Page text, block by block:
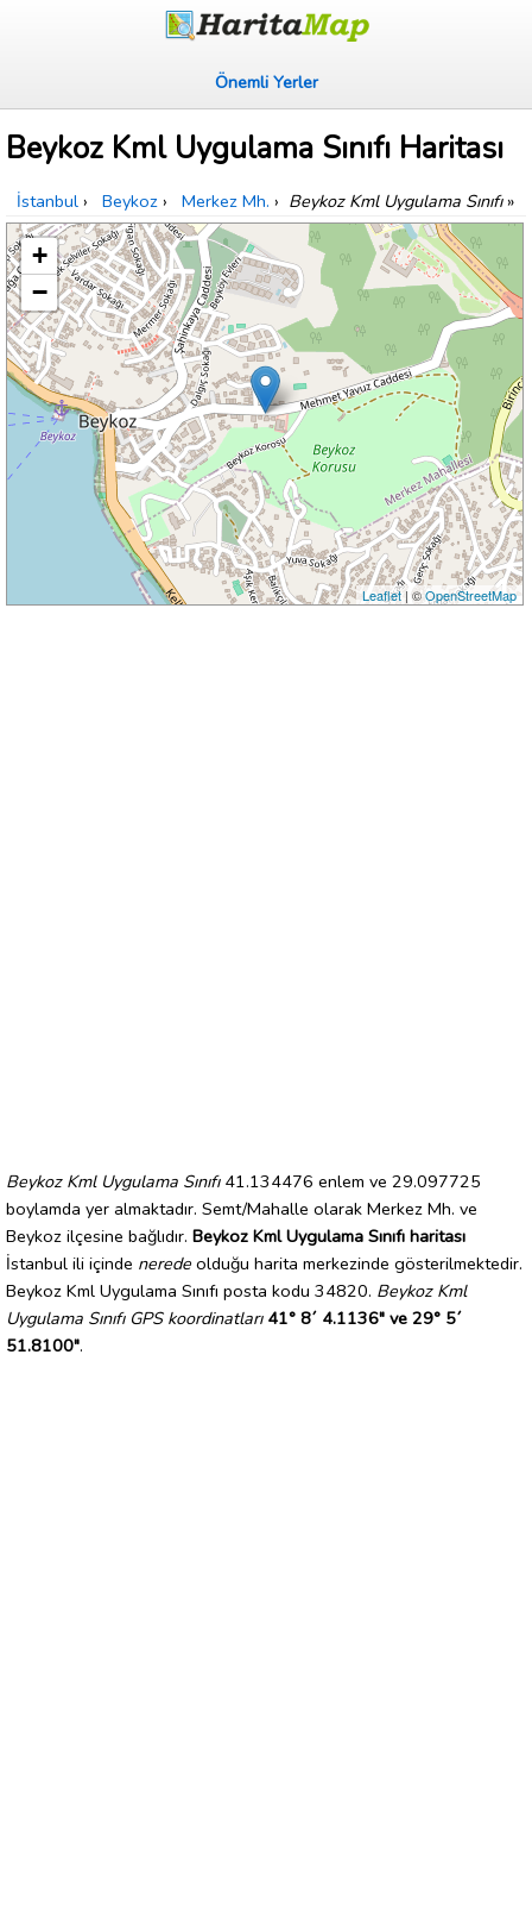
Önemli Yerler
Beykoz Kml Uygulama Sınıfı Haritası
İstanbul › Beykoz › Merkez Mh. › Beykoz Kml Uygulama Sınıfı»
+
−
Leaflet| ©OpenStreetMap
Beykoz Kml Uygulama Sınıfı41.134476 enlem ve 29.097725
boylamda yer almaktadır. Semt/Mahalle olarak Merkez Mh. ve
Beykoz ilçesine bağlıdır. Beykoz Kml Uygulama Sınıfı haritası
İstanbul ili içinde nerede olduğu harita merkezinde gösterilmektedir.
Beykoz Kml Uygulama Sınıfı posta kodu 34820. Beykoz Kml
Uygulama Sınıfı GPS koordinatları 41° 8´ 4.1136" ve 29° 5´
51.8100".